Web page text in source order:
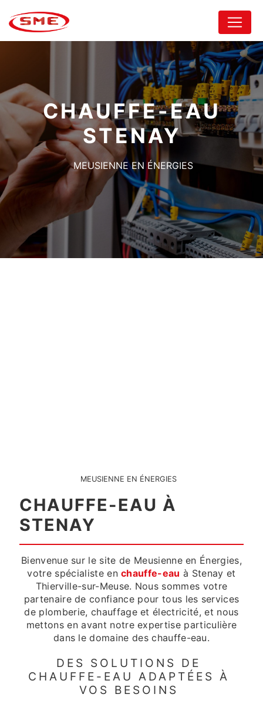
CHAUFFE-EAU
STENAY
MEUSIENNE EN ÉNERGIES
MEUSIENNE EN ÉNERGIES
CHAUFFE-EAU À
STENAY
Bienvenue sur le site de Meusienne en Énergies,
votre spécialiste enchauffe-eau à Stenay et
Thierville-sur-Meuse. Nous sommes votre
partenaire de confiance pour tous les services
de plomberie, chauffage et électricité, et nous
mettons en avant notre expertise particulière
dans le domaine des chauffe-eau.
DES SOLUTIONS DE
CHAUFFE-EAU ADAPTÉES À
VOS BESOINS